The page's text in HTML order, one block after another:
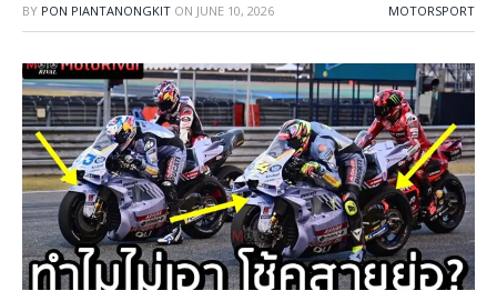
BY PON PIANTANONGKIT ON JUNE 10, 2026 MOTORSPORT